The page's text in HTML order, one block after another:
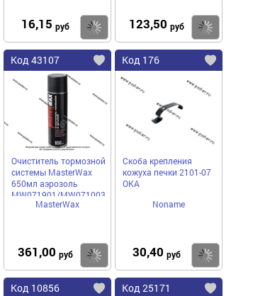
16,15 руб Купить
123,50 руб
Код 43107
Очиститель тормозной
системы MasterWax
650мл аэрозоль
MW071901/MW071003
MasterWax
361,00 руб Купить
Код 176
Скоба крепления
кожуха печки 2101-07
ОКА
Noname
30,40 руб
Код 10856 Код 25171